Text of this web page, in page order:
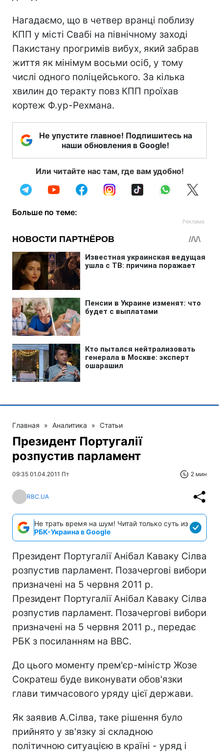
Нагадаємо, що в четвер вранці поблизу
КПП у місті Свабі на північному заході
Пакистану прогримів вибух, який забрав
життя як мінімум восьми осіб, у тому
числі одного поліцейського. За кілька
хвилин до теракту повз КПП проїхав
кортеж Ф.ур-Рехмана.
Не упустите главное! Подпишитесь на
наши обновления в Google!
Или читайте нас там, где вам удобно!
Больше по теме:
Главная » Аналитика » Статьи
Президент Португалії
розпустив парламент
09:35 01.04.2011 Пт 2 мин
RBC.UA
Не трать время на шум! Читай только суть из
РБК-Украина в Google
Президент Португалії Анібал Каваку Сілва
розпустив парламент. Позачергові вибори
призначені на 5 червня 2011 р.
Президент Португалії Анібал Каваку Сілва
розпустив парламент. Позачергові вибори
призначені на 5 червня 2011 р., передає
РБК з посиланням на ВВС.
До цього моменту прем'єр-міністр Жозе
Сократеш буде виконувати обов'язки
глави тимчасового уряду цієї держави.
Як заявив А.Сілва, таке рішення було
прийнято у зв'язку зі складною
політичною ситуацією в країні - уряд і